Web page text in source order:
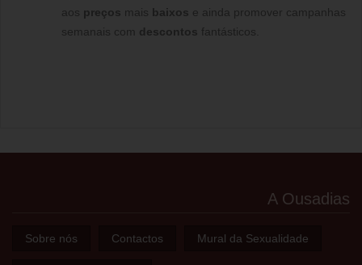
aos preços mais baixos e ainda promover campanhas
semanais com descontos fantásticos.
A Ousadias
Sobre nós Contactos Mural da Sexualidade